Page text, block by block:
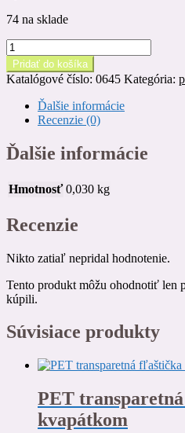
74 na sklade
množstvo
PET
transparetná
fľaštička
rozprašovačom
Pridať do košíka
Katalógové číslo: 0645 Kategória:
Ďalšie informácie
Recenzie (0)
Ďalšie informácie
Hmotnosť 0,030 kg
Recenzie
Nikto zatiaľ nepridal hodnotenie.
Tento produkt môžu ohodnotiť len
kúpili.
Súvisiace produkty
PET
kvapátkom